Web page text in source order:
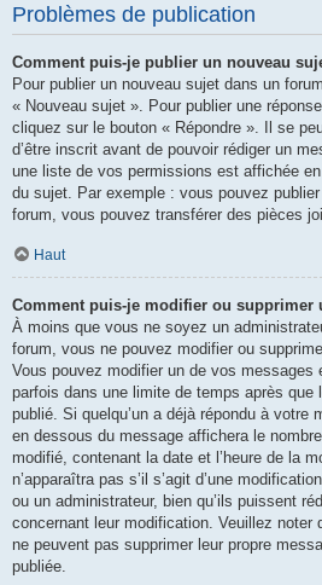
Problèmes de publication
Comment puis-je publier un nouveau
Pour publier un nouveau sujet dans un
« Nouveau sujet ». Pour publier une
cliquez sur le bouton « Répondre ». Il se
d’être inscrit avant de pouvoir rédiger un
une liste de vos permissions est affichée
du sujet. Par exemple : vous pouvez
forum, vous pouvez transférer des pièces
Haut
Comment puis-je modifier ou supprimer
À moins que vous ne soyez un
forum, vous ne pouvez modifier ou
Vous pouvez modifier un de vos messages
parfois dans une limite de temps après que
publié. Si quelqu’un a déjà répondu à votre
en dessous du message affichera le
modifié, contenant la date et l’heure de la
n’apparaîtra pas s’il s’agit d’une
ou un administrateur, bien qu’ils puissent
concernant leur modification. Veuillez noter
ne peuvent pas supprimer leur propre
publiée.